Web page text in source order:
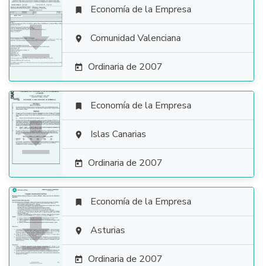

 Economía de la Empresa
 Comunidad Valenciana
 Ordinaria de 2007

 Economía de la Empresa
 Islas Canarias
 Ordinaria de 2007

 Economía de la Empresa
 Asturias
 Ordinaria de 2007